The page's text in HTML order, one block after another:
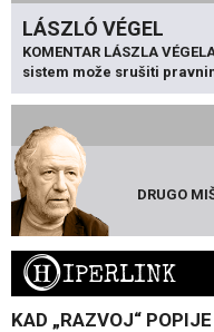
LÁSZLÓ VÉGEL
KOMENTAR LÁSZLA
sistem može srušiti
DRUGO
HIPERLINK
KAD „RAZVOJ“